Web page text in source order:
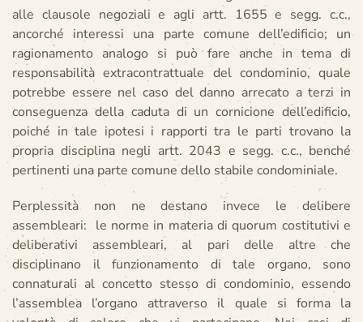
alle clausole negoziali e agli artt. 1655 e segg. c.c.,
ancorché interessi una parte comune dell’edificio; un
ragionamento analogo si può fare anche in tema di
responsabilità extracontrattuale del condominio, quale
potrebbe essere nel caso del danno arrecato a terzi in
conseguenza della caduta di un cornicione dell’edificio,
poiché in tale ipotesi i rapporti tra le parti trovano la
propria disciplina negli artt. 2043 e segg. c.c., benché
pertinenti una parte comune dello stabile condominiale.
Perplessità non ne destano invece le delibere
assembleari: le norme in materia di quorum costitutivi e
deliberativi assembleari, al pari delle altre che
disciplinano il funzionamento di tale organo, sono
connaturali al concetto stesso di condominio, essendo
l’assemblea l’organo attraverso il quale si forma la